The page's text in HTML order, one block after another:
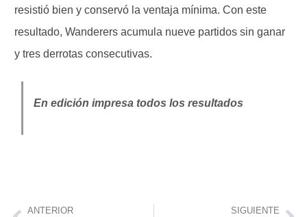
resistió bien y conservó la ventaja mínima. Con este
resultado, Wanderers acumula nueve partidos sin ganar
y tres derrotas consecutivas.
En edición impresa todos los resultados
ANTERIOR SIGUIENTE